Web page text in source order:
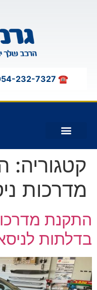
☎ 054-232-7327
קטגוריה:
מדרכות
התקנת
בדלתות